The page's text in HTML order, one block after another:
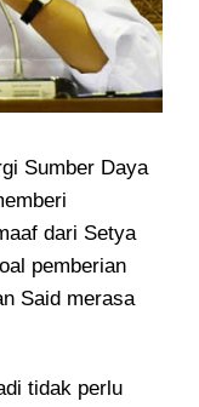
Sumber Daya
dari Setya
pemberian
Said merasa
tidak perlu